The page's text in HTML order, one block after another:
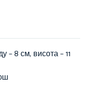
– 8 см, висота – 11